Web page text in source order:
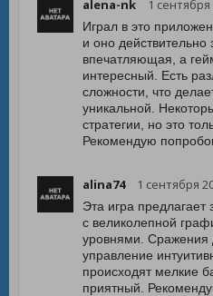
alena-nk 1
Играл в это
и оно действительно
впечатляющая, а
интересный. Есть
сложности, что
уникальной.
стратегии, но это
Рекомендую
alina74 1 сентября
Эта игра
с великолепной
уровнями. Сражения
управление
происходят мелкие
приятный.